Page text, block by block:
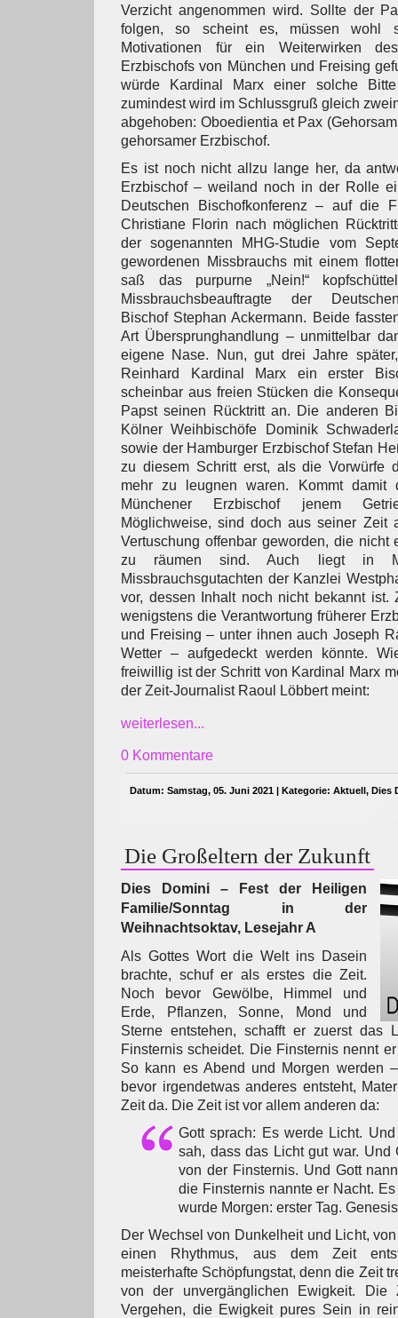
Verzicht angenommen wird. Sollte der
folgen, so scheint es, müssen wohl
Motivationen für ein Weiterwirken
Erzbischofs von München und Freising
würde Kardinal Marx einer solche
zumindest wird im Schlussgruß gleich
abgehoben: Oboedientia et Pax
gehorsamer Erzbischof.
Es ist noch nicht allzu lange her, da
Erzbischof – weiland noch in der Rolle
Deutschen Bischofkonferenz – auf die
Christiane Florin nach möglichen
der sogenannten MHG-Studie vom
gewordenen Missbrauchs mit einem
saß das purpurne „Nein!“
Missbrauchsbeauftragte der
Bischof Stephan Ackermann. Beide
Art Übersprunghandlung – unmittelbar
eigene Nase. Nun, gut drei Jahre
Reinhard Kardinal Marx ein erster
scheinbar aus freien Stücken die
Papst seinen Rücktritt an. Die anderen
Kölner Weihbischöfe Dominik
sowie der Hamburger Erzbischof Stefan
zu diesem Schritt erst, als die Vorwürfe
mehr zu leugnen waren. Kommt damit
Münchener Erzbischof jenem
Möglichweise, sind doch aus seiner Zeit
Vertuschung offenbar geworden, die nicht
zu räumen sind. Auch liegt in
Missbrauchsgutachten der Kanzlei
vor, dessen Inhalt noch nicht bekannt ist.
wenigstens die Verantwortung früherer
und Freising – unter ihnen auch Joseph
Wetter – aufgedeckt werden könnte.
freiwillig ist der Schritt von Kardinal Marx
der Zeit-Journalist Raoul Löbbert meint:
weiterlesen...
0 Kommentare
Datum: Samstag, 05. Juni 2021 | Kategorie: Aktuell, Dies
Die Großeltern der Zukunft
Dies Domini – Fest der Heiligen
Familie/Sonntag in der
Weihnachtsoktav, Lesejahr A
Als Gottes Wort die Welt ins Dasein
brachte, schuf er als erstes die Zeit.
Noch bevor Gewölbe, Himmel und
Erde, Pflanzen, Sonne, Mond und
Sterne entstehen, schafft er zuerst das
Finsternis scheidet. Die Finsternis nennt
So kann es Abend und Morgen werden
bevor irgendetwas anderes entsteht,
Zeit da. Die Zeit ist vor allem anderen da:
Gott sprach: Es werde Licht.
sah, dass das Licht gut war. Und
von der Finsternis. Und Gott
die Finsternis nannte er Nacht.
wurde Morgen: erster Tag.
Der Wechsel von Dunkelheit und Licht,
einen Rhythmus, aus dem Zeit
meisterhafte Schöpfungstat, denn die Zeit
von der unvergänglichen Ewigkeit.
Vergehen, die Ewigkeit pures Sein in